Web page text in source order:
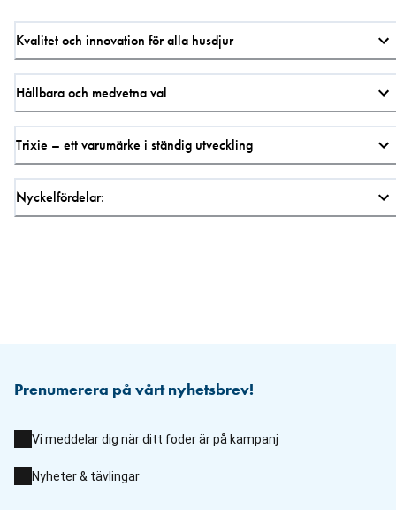
Kvalitet och innovation för alla husdjur
Hållbara och medvetna val
Trixie – ett varumärke i ständig utveckling
Nyckelfördelar:
Prenumerera på vårt nyhetsbrev!
Vi meddelar dig när ditt foder är på kampanj
Nyheter & tävlingar